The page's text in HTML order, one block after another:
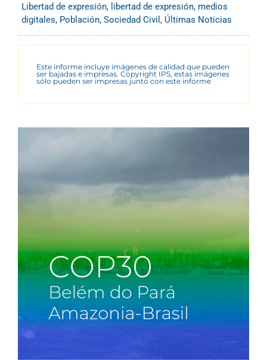
Libertad de expresión, libertad de expresión, medios
digitales, Población, Sociedad Civil , Últimas Noticias
Este informe incluye imágenes de calidad que pueden
ser bajadas e impresas. Copyright IPS, estas imágenes
sólo pueden ser impresas junto con este informe